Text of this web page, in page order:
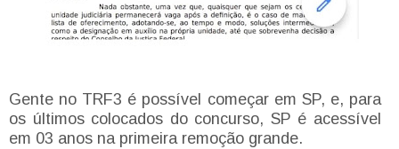
Gente no TRF3 é possível começar em SP, e, para
os últimos colocados do concurso, SP é acessível
em 03 anos na primeira remoção grande.